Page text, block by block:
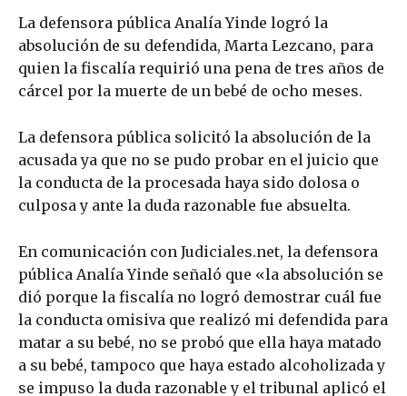
La defensora pública Analía Yinde logró la
absolución de su defendida, Marta Lezcano, para
quien la fiscalía requirió una pena de tres años de
cárcel por la muerte de un bebé de ocho meses.
La defensora pública solicitó la absolución de la
acusada ya que no se pudo probar en el juicio que
la conducta de la procesada haya sido dolosa o
culposa y ante la duda razonable fue absuelta.
En comunicación con Judiciales.net, la defensora
pública Analía Yinde señaló que «la absolución se
dió porque la fiscalía no logró demostrar cuál fue
la conducta omisiva que realizó mi defendida para
matar a su bebé, no se probó que ella haya matado
a su bebé, tampoco que haya estado alcoholizada y
se impuso la duda razonable y el tribunal aplicó el